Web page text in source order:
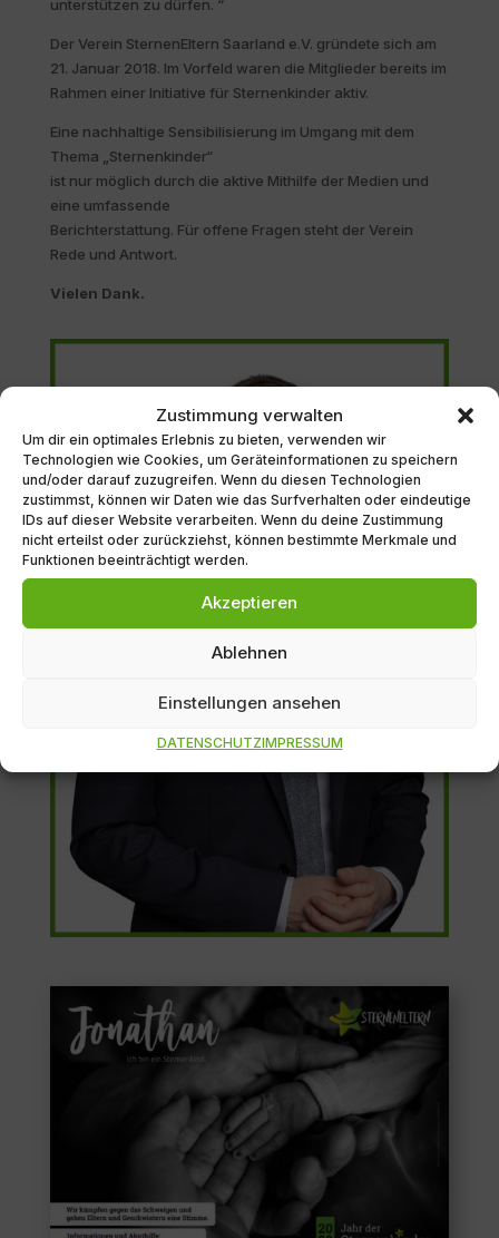
Zustimmung verwalten
Um dir ein optimales Erlebnis zu bieten, verwenden wir
Technologien wie Cookies, um Geräteinformationen zu speichern
und/oder darauf zuzugreifen. Wenn du diesen Technologien
zustimmst, können wir Daten wie das Surfverhalten oder eindeutige
IDs auf dieser Website verarbeiten. Wenn du deine Zustimmung
nicht erteilst oder zurückziehst, können bestimmte Merkmale und
Funktionen beeinträchtigt werden.
Akzeptieren
Ablehnen
Einstellungen ansehen
DATENSCHUTZIMPRESSUM
unterstützen zu dürfen. “
Der Verein SternenEltern Saarland e.V. gründete sich am
21. Januar 2018. Im Vorfeld waren die Mitglieder bereits im
Rahmen einer Initiative für Sternenkinder aktiv.
Eine nachhaltige Sensibilisierung im Umgang mit dem
Thema „Sternenkinder“
ist nur möglich durch die aktive Mithilfe der Medien und
eine umfassende
Berichterstattung. Für offene Fragen steht der Verein
Rede und Antwort.
Vielen Dank.